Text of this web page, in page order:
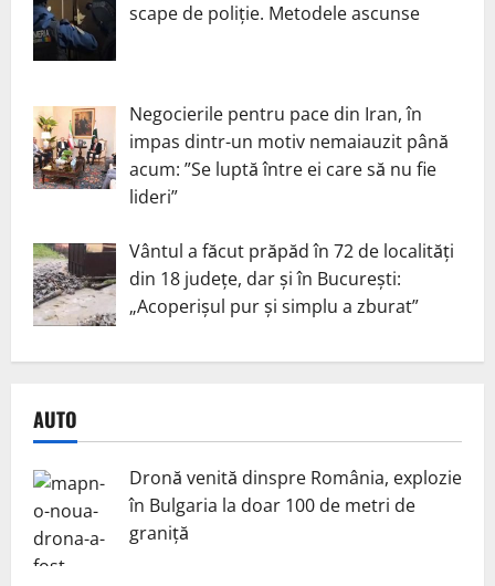
scape de poliție. Metodele ascunse
Negocierile pentru pace din Iran, în
impas dintr-un motiv nemaiauzit până
acum: ”Se luptă între ei care să nu fie
lideri”
Vântul a făcut prăpăd în 72 de localități
din 18 județe, dar și în București:
„Acoperișul pur și simplu a zburat”
AUTO
Dronă venită dinspre România, explozie
în Bulgaria la doar 100 de metri de
graniță